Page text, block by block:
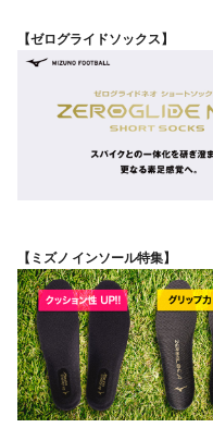
【ゼログライドソックス】
【ミズノ インソール特集】